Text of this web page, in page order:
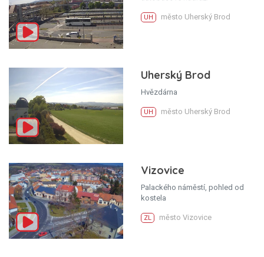
UH město Uherský Brod
Uherský Brod
Hvězdárna
UH město Uherský Brod
Vizovice
Palackého náměstí, pohled od
kostela
ZL město Vizovice